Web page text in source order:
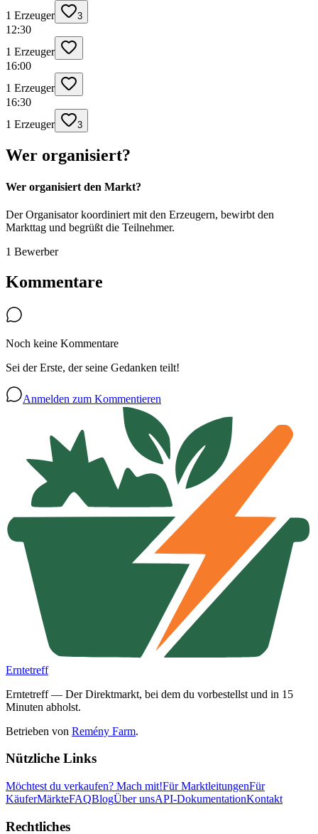
1 Erzeuger
3
12:30
1 Erzeuger
16:00
1 Erzeuger
16:30
1 Erzeuger
3
Wer organisiert?
Wer organisiert den Markt?
Der Organisator koordiniert mit den Erzeugern, bewirbt den
Markttag und begrüßt die Teilnehmer.
1 Bewerber
Kommentare
Noch keine Kommentare
Sei der Erste, der seine Gedanken teilt!
Anmelden zum Kommentieren
Erntetreff
Erntetreff — Der Direktmarkt, bei dem du vorbestellst und in 15
Minuten abholst.
Betrieben von Remény Farm.
Nützliche Links
Möchtest du verkaufen? Mach mit!Für MarktleitungenFür
KäuferMärkteFAQBlogÜber unsAPI-DokumentationKontakt
Rechtliches